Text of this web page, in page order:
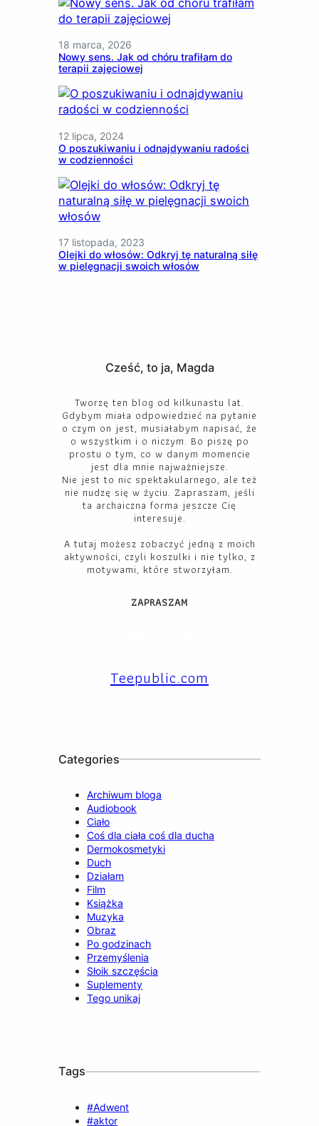
18 marca, 2026
Nowy sens. Jak od chóru trafiłam do
terapii zajęciowej
12 lipca, 2024
O poszukiwaniu i odnajdywaniu radości
w codzienności
17 listopada, 2023
Olejki do włosów: Odkryj tę naturalną siłę
w pielęgnacji swoich włosów
Cześć, to ja, Magda
Tworzę ten blog od kilkunastu lat.
Gdybym miała odpowiedzieć na pytanie
o czym on jest, musiałabym napisać, że
o wszystkim i o niczym. Bo piszę po
prostu o tym, co w danym momencie
jest dla mnie najważniejsze.
Nie jest to nic spektakularnego, ale też
nie nudzę się w życiu. Zapraszam, jeśli
ta archaiczna forma jeszcze Cię
interesuje.
A tutaj możesz zobaczyć jedną z moich
aktywności, czyli koszulki i nie tylko, z
motywami, które stworzyłam.
ZAPRASZAM
Teepublic.com
Categories
Archiwum bloga
Audiobook
Ciało
Coś dla ciała coś dla ducha
Dermokosmetyki
Duch
Działam
Film
Książka
Muzyka
Obraz
Po godzinach
Przemyślenia
Słoik szczęścia
Suplementy
Tego unikaj
Tags
#Adwent
#aktor